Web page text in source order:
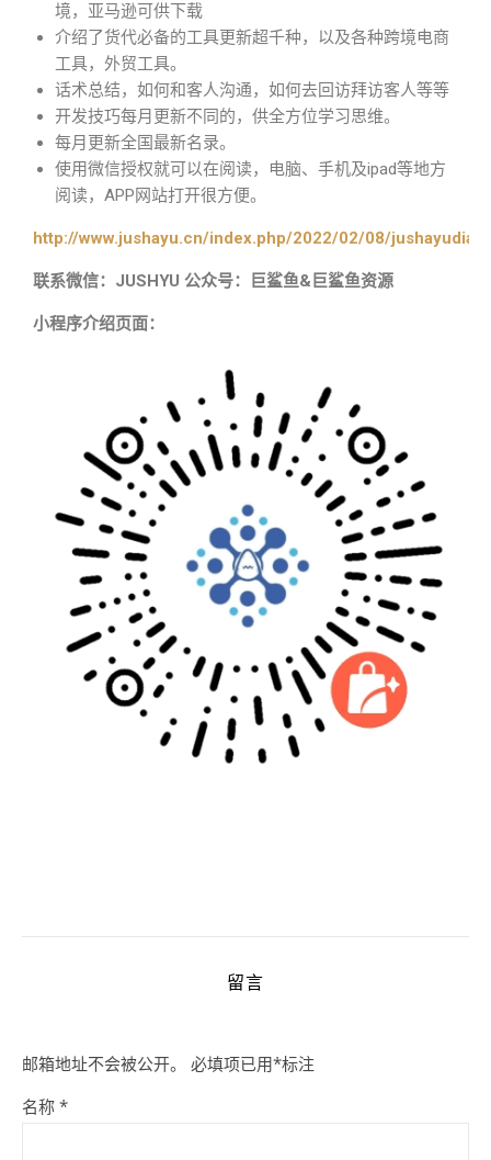
境，亚马逊可供下载
介绍了货代必备的工具更新超千种，以及各种跨境电商
工具，外贸工具。
话术总结，如何和客人沟通，如何去回访拜访客人等等
开发技巧每月更新不同的，供全方位学习思维。
每月更新全国最新名录。
使用微信授权就可以在阅读，电脑、手机及ipad等地方
阅读，APP网站打开很方便。
http://www.jushayu.cn/index.php/2022/02/08/
联系微信：JUSHYU 公众号：巨鲨鱼&巨鲨鱼资源
小程序介绍页面：
留言
邮箱地址不会被公开。 必填项已用*标注
名称 *